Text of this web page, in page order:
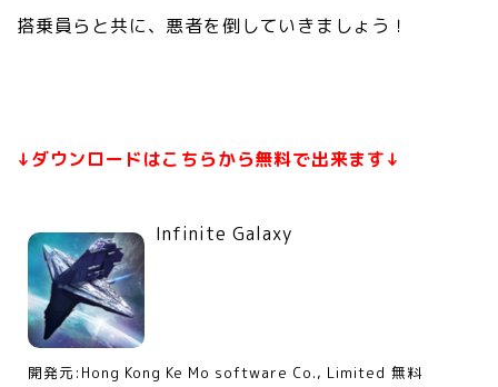
搭乗員らと共に、悪者を倒していきましょう！
↓ダウンロードはこちらから無料で出来ます↓
Infinite Galaxy
開発元: Hong Kong Ke Mo software Co., Limited 無料